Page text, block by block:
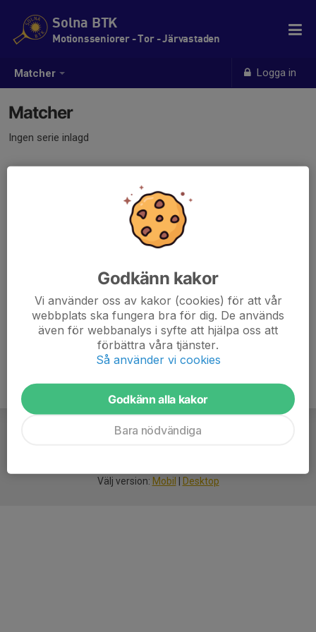
Matcher Logga in
Solna BTK
Motionsseniorer - Tor - Järvastaden
Matcher
Ingen serie inlagd
Välj version: Mobil Desktop
Godkänn kakor
Vi använder oss av kakor (cookies) för att vår
webbplats ska fungera bra för dig. De används
även för webbanalys i syfte att hjälpa oss att
förbättra våra tjänster.
Så använder vi cookies
Godkänn alla kakor
Bara nödvändiga